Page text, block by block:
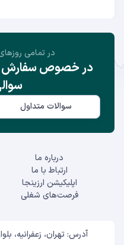
در تمامی
در خصوص سفارش
سوالات متداول
درباره ما
ارتباط با ما
اپلیکیشن ارزینجا
فرصت‌های شغلی